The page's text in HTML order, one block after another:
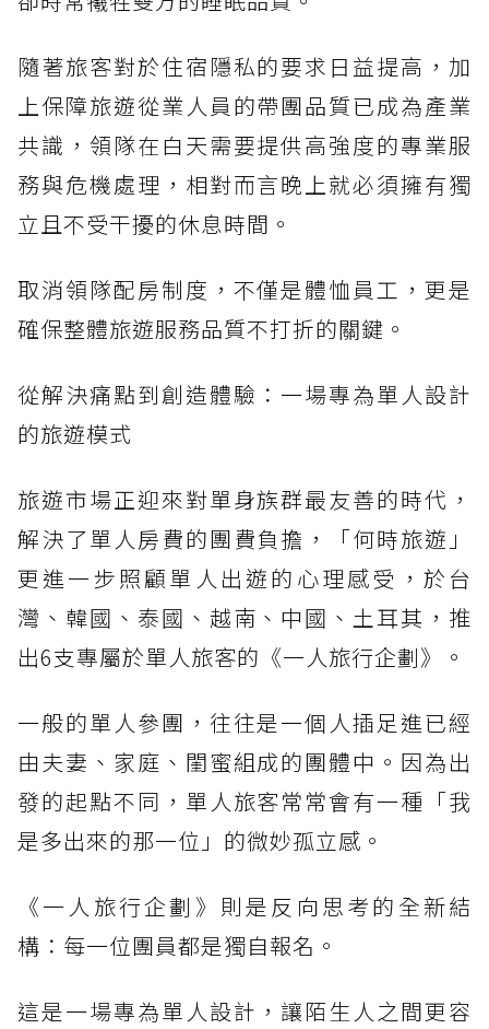
隨著旅客對於住宿隱私的要求日益提高，加
上保障旅遊從業人員的帶團品質已成為產業
共識，領隊在白天需要提供高強度的專業服
務與危機處理，相對而言晚上就必須擁有獨
立且不受干擾的休息時間。
取消領隊配房制度，不僅是體恤員工，更是
確保整體旅遊服務品質不打折的關鍵。
從解決痛點到創造體驗：一場專為單人設計
的旅遊模式
旅遊市場正迎來對單身族群最友善的時代，
解決了單人房費的團費負擔，「何時旅遊」
更進一步照顧單人出遊的心理感受，於台
灣、韓國、泰國、越南、中國、土耳其，推
出6支專屬於單人旅客的《一人旅行企劃》。
一般的單人參團，往往是一個人插足進已經
由夫妻、家庭、閨蜜組成的團體中。因為出
發的起點不同，單人旅客常常會有一種「我
是多出來的那一位」的微妙孤立感。
《一人旅行企劃》則是反向思考的全新結
構：每一位團員都是獨自報名。
這是一場專為單人設計，讓陌生人之間更容